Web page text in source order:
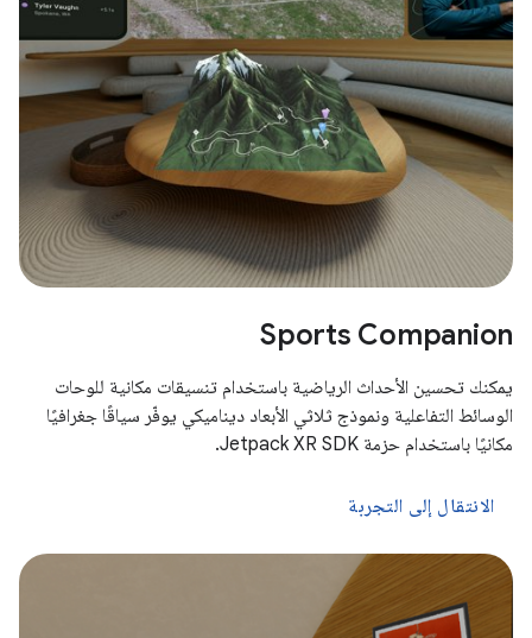
Sports Companion
يمكنك تحسين الأحداث الرياضية باستخدام تنسيقات مكانية للوحات
الوسائط التفاعلية ونموذج ثلاثي الأبعاد ديناميكي يوفّر سياقًا جغرافيًا
مكانيًا باستخدام حزمة Jetpack XR SDK.
الانتقال إلى التجربة